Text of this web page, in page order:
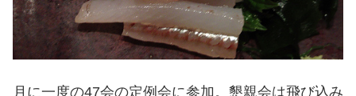
月に一度の47会の定例会に参加。懇親会は飛び込み